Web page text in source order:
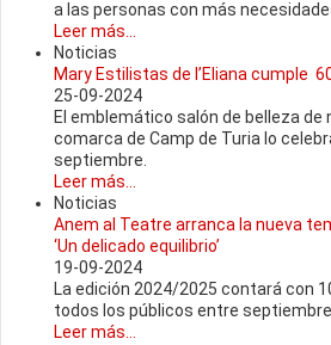
a las personas con más
Leer más...
Noticias
Mary Estilistas de l’Eliana cumple
25-09-2024
El emblemático salón de belleza de
comarca de Camp de Turia lo
septiembre.
Leer más...
Noticias
Anem al Teatre arranca la nueva
‘Un delicado equilibrio’
19-09-2024
La edición 2024/2025 contará con
todos los públicos entre septiembre
Leer más...